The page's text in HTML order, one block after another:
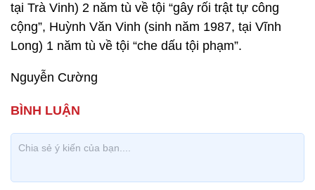
tại Trà Vinh) 2 năm tù về tội “gây rối trật tự công
cộng”, Huỳnh Văn Vinh (sinh năm 1987, tại Vĩnh
Long) 1 năm tù về tội “che dấu tội phạm”.
Nguyễn Cường